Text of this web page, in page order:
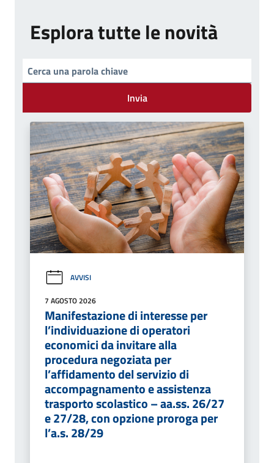
Esplora tutte le novità
Invia
AVVISI
7 AGOSTO 2026
Manifestazione di interesse per
l’individuazione di operatori
economici da invitare alla
procedura negoziata per
l’affidamento del servizio di
accompagnamento e assistenza
trasporto scolastico – aa.ss. 26/27
e 27/28, con opzione proroga per
l’a.s. 28/29